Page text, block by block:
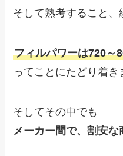
そして熟考すること、
フィルパワーは720～
ってことにたどり着き
そしてその中でも
メーカー間で、割安な